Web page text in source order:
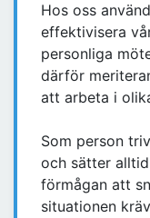
Hos oss
effektivisera
personliga
därför
att arbeta i
Som person
och sätter
förmågan att
situationen